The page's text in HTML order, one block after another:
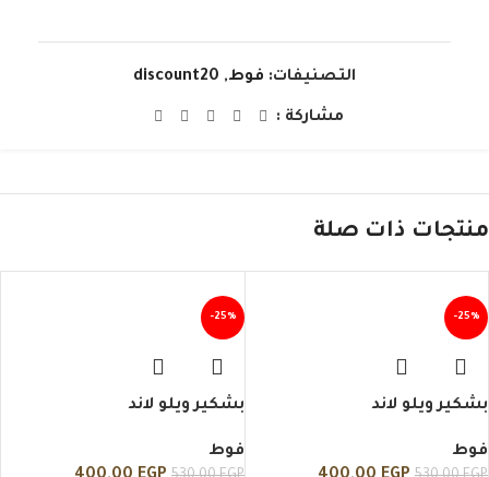
التصنيفات: فوط,
discount20
مشاركة :
منتجات ذات صلة
-25%
بشكير ويلو لاند
فوط
-25%
بشكير ويلو لاند
فوط